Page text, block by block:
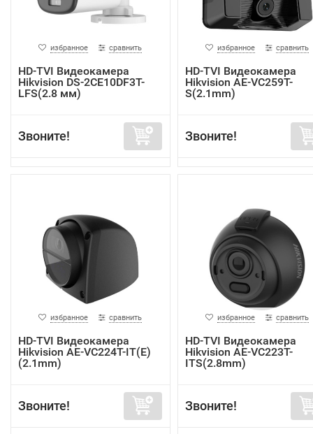
избранное сравнить
HD-TVI Видеокамера
Hikvision DS-2CE10DF3T-
LFS(2.8 мм)
Звоните!
избранное сравнить
HD-TVI Видеокамера
Hikvision AE-VC259T-
S(2.1mm)
Звоните!
избранное сравнить
HD-TVI Видеокамера
Hikvision AE-VC224T-IT(E)
(2.1mm)
Звоните!
избранное сравнить
HD-TVI Видеокамера
Hikvision AE-VC223T-
ITS(2.8mm)
Звоните!